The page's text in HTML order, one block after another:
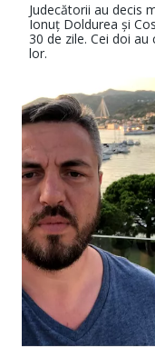
Judecătorii au decis
Ionuț Doldurea și
30 de zile. Cei doi
lor.